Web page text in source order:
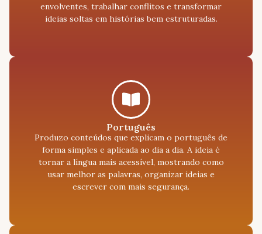
envolventes, trabalhar conflitos e transformar
ideias soltas em histórias bem estruturadas.
Português
Produzo conteúdos que explicam o português de
forma simples e aplicada ao dia a dia. A ideia é
tornar a língua mais acessível, mostrando como
usar melhor as palavras, organizar ideias e
escrever com mais segurança.